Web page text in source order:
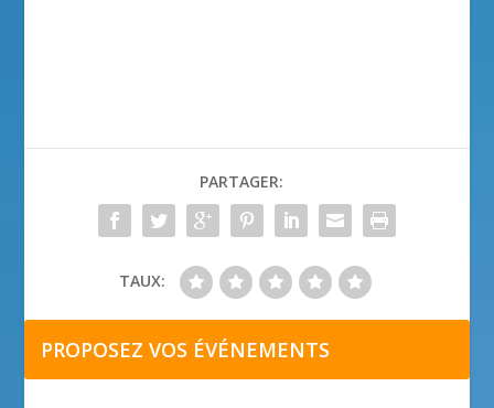
PARTAGER:
TAUX:
PROPOSEZ VOS ÉVÉNEMENTS